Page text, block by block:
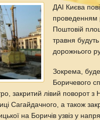
ДАІ Києва
проведенням
Поштовій
травня будуть
дорожнього
Зокрема,
Боричевого
закритий лівий поворот
Сагайдачного, а також
на Боричів узвіз у